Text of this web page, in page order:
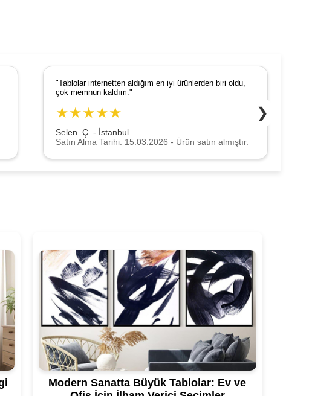
"Tablolar internetten aldığım en iyi ürünlerden biri oldu,
çok memnun kaldım."
★★★★★
Selen. Ç. - İstanbul
Satın Alma Tarihi: 15.03.2026 - Ürün satın almıştır.
❯
Modern Sanatta Büyük Tablolar: Ev ve